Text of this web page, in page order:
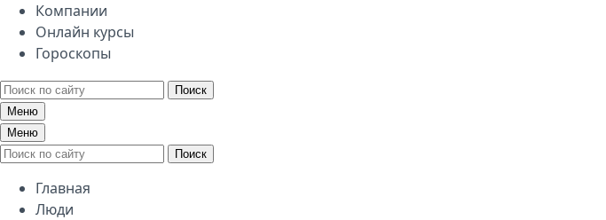
Компании
Онлайн курсы
Гороскопы
Поиск
Меню
Меню
Поиск
Главная
Люди